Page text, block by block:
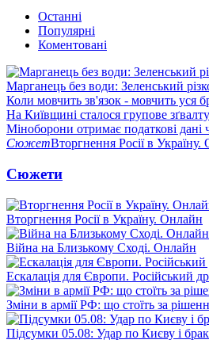
Останні
Популярні
Коментовані
Марганець без води: Зеленський
Коли мовчить зв'язок - мовчить уся
На Київщині сталося групове
Міноборони отримає податкові дані
СюжетВторгнення Росії в Україну.
Сюжети
Вторгнення Росії в Україну. Онлайн
Війна на Близькому Сході. Онлайн
Ескалація для Європи. Російський
Зміни в армії РФ: що стоїть за
Підсумки 05.08: Удар по Києву і